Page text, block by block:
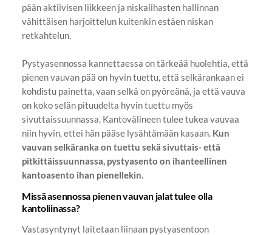
pään aktiivisen liikkeen ja niskalihasten hallinnan
vähittäisen harjoittelun kuitenkin estäen niskan
retkahtelun.
Pystyasennossa kannettaessa on tärkeää huolehtia, että
pienen vauvan pää on hyvin tuettu, että selkärankaan ei
kohdistu painetta, vaan selkä on pyöreänä, ja että vauva
on koko selän pituudelta hyvin tuettu myös
sivuttaissuunnassa. Kantovälineen tulee tukea vauvaa
niin hyvin, ettei hän pääse lysähtämään kasaan. Kun
vauvan selkäranka on tuettu sekä sivuttais- että
pitkittäissuunnassa, pystyasento on ihanteellinen
kantoasento ihan pienellekin.
Missä asennossa pienen vauvan jalat tulee olla
kantoliinassa?
Vastasyntynyt laitetaan liinaan pystyasentoon